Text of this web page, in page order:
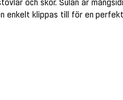
och skor. Sulan är
enkelt klippas till för en